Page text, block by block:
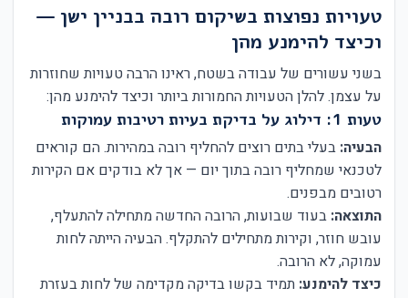
טעויות נפוצות בשיקום רובה בבניין ישן —
וכיצד להימנע מהן
בשני עשורים של עבודה בשטח, ראינו הרבה טעויות שחוזרות
על עצמן. להלן הטעויות החמורות ביותר וכיצד להימנע מהן:
טעות 1: דילוג על בדיקת בעיות רטיבות עמוקות
הבעיה: בעלי בתים רוצים להחליף רובה במהירות. הם קוראים
לטכנאי שמחליף רובה בתוך יום — אך לא בודקים אם הקירות
רטובים מבפנים.
התוצאה: בעוד שבועות, הרובה החדשה מתחילה להתעלף,
עובש חוזר, וקירות מתחילים להתקלף. הבעיה הייתה לחות
עמוקה, לא הרובה.
כיצד להימנע: תמיד בקשו בדיקה מקדימה של לחות בעזרת